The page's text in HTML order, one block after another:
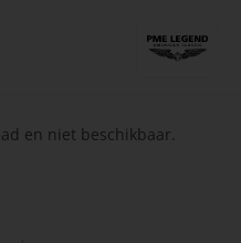
en niet beschikbaar.